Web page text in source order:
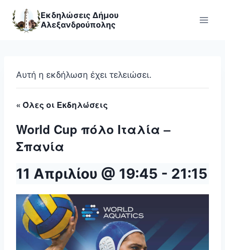
content
Εκδηλώσεις Δήμου
Αλεξανδρούπολης
Αυτή η εκδήλωση έχει τελειώσει.
« Όλες οι Εκδηλώσεις
World Cup πόλο Ιταλία –
Σπανία
11 Απριλίου @ 19:45 - 21:15